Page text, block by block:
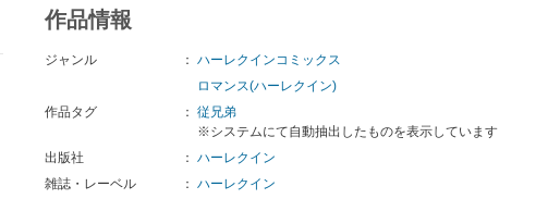
作品情報
ジャンル ： ハーレクインコミックス
ロマンス(ハーレクイン)
作品タグ
： 従兄弟
※システムにて自動抽出したものを表示しています
出版社
： ハーレクイン
雑誌・レーベル
： ハーレクイン